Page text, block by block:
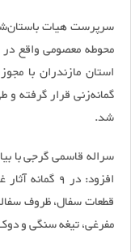
سرپرست هیات
محوطه معصومی واقع
استان مازندران با
شد.
سراله قاسمی گرجی با
افزود: در 9
قطعات سفال، ظروف
مفرغی، تیغه سنگی و